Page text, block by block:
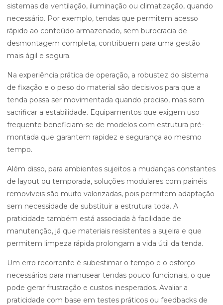
sistemas de ventilação, iluminação ou climatização, quando
necessário. Por exemplo, tendas que permitem acesso
rápido ao conteúdo armazenado, sem burocracia de
desmontagem completa, contribuem para uma gestão
mais ágil e segura.
Na experiência prática de operação, a robustez do sistema
de fixação e o peso do material são decisivos para que a
tenda possa ser movimentada quando preciso, mas sem
sacrificar a estabilidade. Equipamentos que exigem uso
frequente beneficiam-se de modelos com estrutura pré-
montada que garantem rapidez e segurança ao mesmo
tempo.
Além disso, para ambientes sujeitos a mudanças constantes
de layout ou temporada, soluções modulares com painéis
removíveis são muito valorizadas, pois permitem adaptação
sem necessidade de substituir a estrutura toda. A
praticidade também está associada à facilidade de
manutenção, já que materiais resistentes a sujeira e que
permitem limpeza rápida prolongam a vida útil da tenda.
Um erro recorrente é subestimar o tempo e o esforço
necessários para manusear tendas pouco funcionais, o que
pode gerar frustração e custos inesperados. Avaliar a
praticidade com base em testes práticos ou feedbacks de